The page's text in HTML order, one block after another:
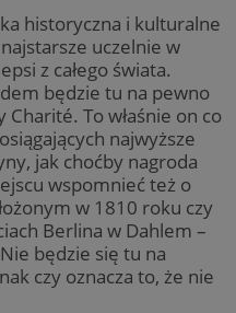
historyczna i kulturalne
uczelnie w
z całego świata.
będzie tu na pewno
To właśnie on co
najwyższe
jak choćby nagroda
wspomnieć też o
w 1810 roku czy
Berlina w Dahlem –
będzie się tu na
czy oznacza to, że nie